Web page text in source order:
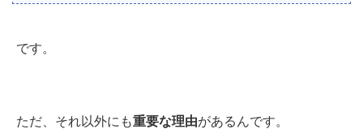
です。
ただ、それ以外にも重要な理由があるんです。